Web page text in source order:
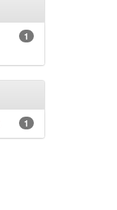
1
1